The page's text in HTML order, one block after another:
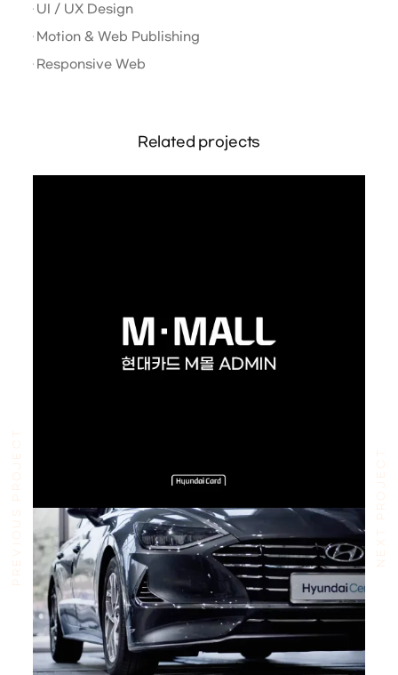
PREVIOUS PROJECT NEXT PROJECT
UI / UX Design
Motion & Web Publishing
Responsive Web
Related projects